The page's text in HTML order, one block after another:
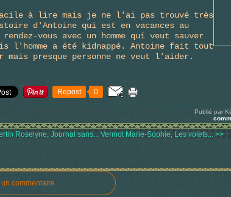
à lire mais je ne l'ai pas trouvé très
d'Antoine qui est en vacances au
vous avec un homme qui veut sauver
l'homme a été kidnappé. Antoine fait tout
mais presque personne ne veut l'aider.
Repost 0
Publié par
Roselyne, Journal sans... Vermot Marie-Sophie, Les volets... >>
commentaire